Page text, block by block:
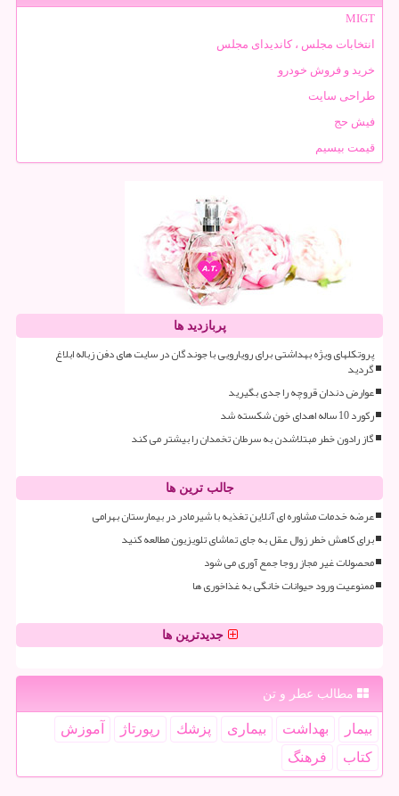
MIGT
انتخابات مجلس ، کاندیدای مجلس
خرید و فروش خودرو
طراحی سایت
فیش حج
قیمت بیسیم
پربازدید ها
پروتکلهای ویژه بهداشتی برای رویارویی با جوندگان در سایت های دفن زباله ابلاغ
گردید
عوارض دندان قروچه را جدی بگیرید
رکورد 10 ساله اهدای خون شکسته شد
گاز رادون خطر مبتلاشدن به سرطان تخمدان را بیشتر می کند
جالب ترین ها
عرضه خدمات مشاوره ای آنلاین تغذیه با شیرمادر در بیمارستان بهرامی
برای کاهش خطر زوال عقل به جای تماشای تلویزیون مطالعه کنید
محصولات غیر مجاز روجا جمع آوری می شود
ممنوعیت ورود حیوانات خانگی به غذاخوری ها
جدیدترین ها
مطالب عطر و تن
بیمار بهداشت بیماری پزشك رپورتاژ
آموزش
كتاب
فرهنگ